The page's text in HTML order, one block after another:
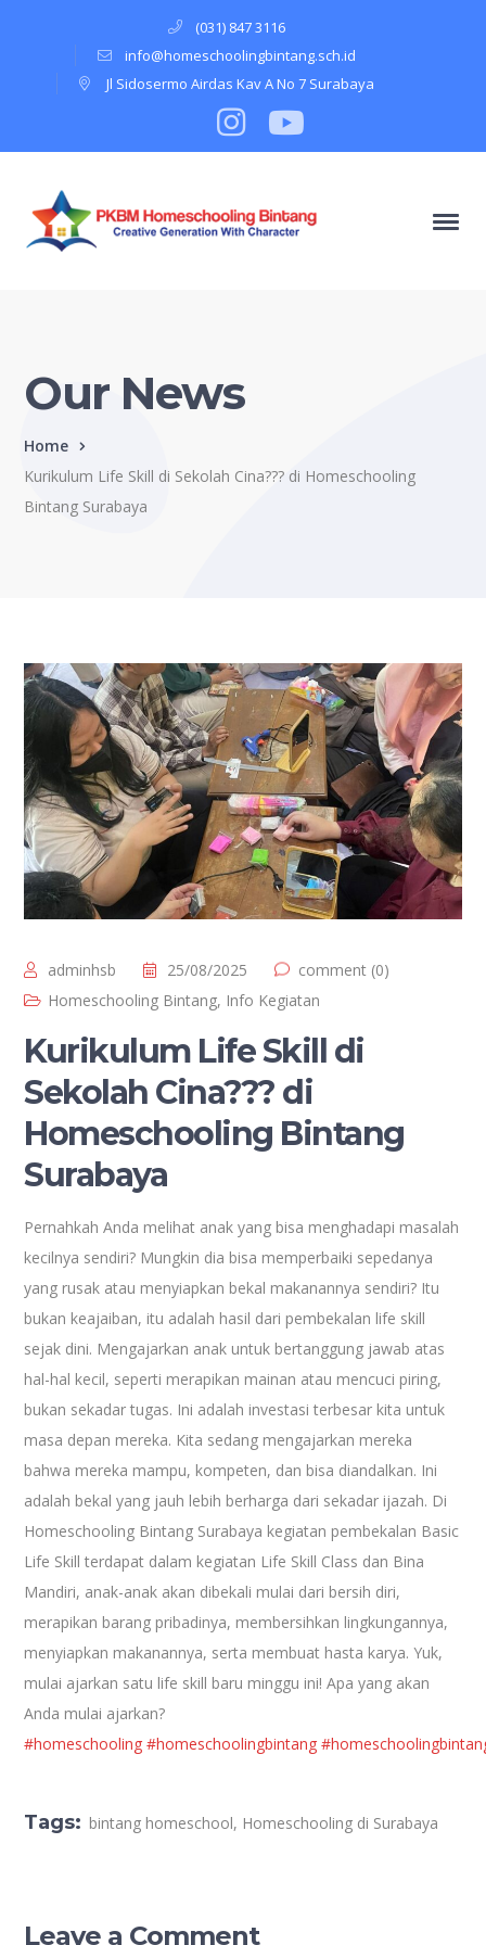
(031) 847 3116
info@homeschoolingbintang.sch.id
Jl Sidosermo Airdas Kav A No 7 Surabaya
Instagram
Profile
Youtube
Our News
Home
Kurikulum Life Skill di Sekolah Cina??? di Homeschooling
Bintang Surabaya
adminhsb 25/08/2025
comment (0)
Homeschooling Bintang, Info Kegiatan
Kurikulum Life Skill di
Sekolah Cina??? di
Homeschooling Bintang
Surabaya
Pernahkah Anda melihat anak yang bisa menghadapi masalah
kecilnya sendiri? Mungkin dia bisa memperbaiki sepedanya
yang rusak atau menyiapkan bekal makanannya sendiri? Itu
bukan keajaiban, itu adalah hasil dari pembekalan life skill
sejak dini. Mengajarkan anak untuk bertanggung jawab atas
hal-hal kecil, seperti merapikan mainan atau mencuci piring,
bukan sekadar tugas. Ini adalah investasi terbesar kita untuk
masa depan mereka. Kita sedang mengajarkan mereka
bahwa mereka mampu, kompeten, dan bisa diandalkan. Ini
adalah bekal yang jauh lebih berharga dari sekadar ijazah. Di
Homeschooling Bintang Surabaya kegiatan pembekalan Basic
Life Skill terdapat dalam kegiatan Life Skill Class dan Bina
Mandiri, anak-anak akan dibekali mulai dari bersih diri,
merapikan barang pribadinya, membersihkan lingkungannya,
menyiapkan makanannya, serta membuat hasta karya. Yuk,
mulai ajarkan satu life skill baru minggu ini! Apa yang akan
Anda mulai ajarkan?
#homeschooling #homeschoolingbintang
Tags: bintang homeschool, Homeschooling di Surabaya
Leave a Comment